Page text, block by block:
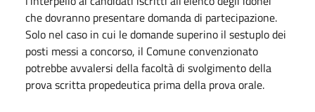
che dovranno presentare domanda di partecipazione.
Solo nel caso in cui le domande superino il sestuplo dei
posti messi a concorso, il Comune convenzionato
potrebbe avvalersi della facoltà di svolgimento della
prova scritta propedeutica prima della prova orale.